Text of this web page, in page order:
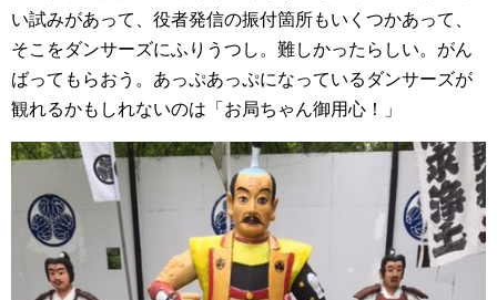
い試みがあって、役者発信の振付箇所もいくつかあって、
そこをダンサーズにふりうつし。難しかったらしい。がん
ばってもらおう。あっぷあっぷになっているダンサーズが
観れるかもしれないのは「お局ちゃん御用心！」